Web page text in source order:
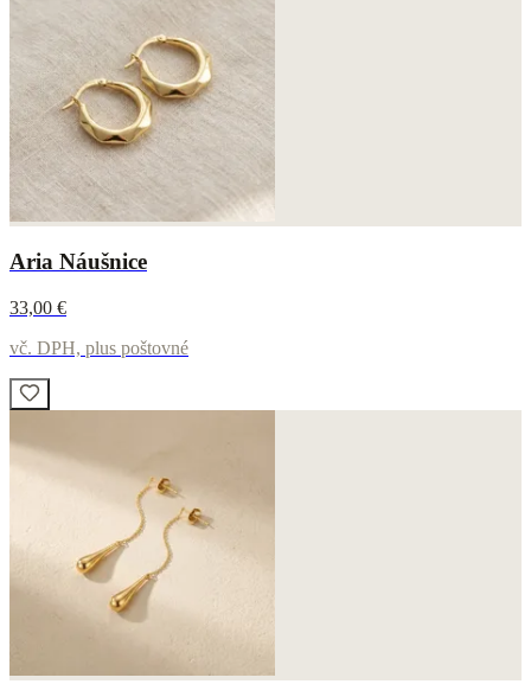
Aria Náušnice
33,00 €
vč. DPH, plus poštovné